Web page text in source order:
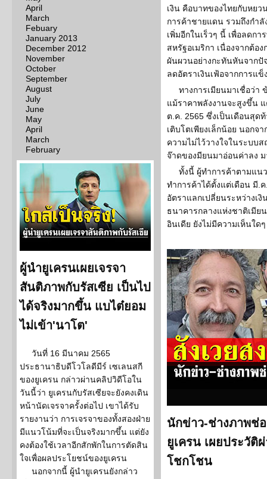
April
March
Febuary
January 2013
December 2012
November
October
September
August
July
June
May
April
March
February
ผู้นำยูเครนเผยเจรจา
สันติภาพกับรัสเซีย เป็นไป
ได้จริงมากขึ้น แบไต๋ยอม
ไม่เข้า'นาโต'
วันที่ 16 มีนาคม 2565
ประธานาธิบดีโวโลดีมีร์ เซเลนสกี
ของยูเครน กล่าวผ่านคลิปวิดีโอใน
วันนี้ว่า ยูเครนกับรัสเซียจะยังคงเดิน
หน้านัดเจรจาครั้งต่อไป เขาได้รับ
รายงานว่า การเจรจาของทั้งสองฝ่าย
มีแนวโน้มที่จะเป็นจริงมากขึ้น แต่ยัง
คงต้องใช้เวลาอีกสักพักในการตัดสิน
ใจเพื่อผลประโยชน์ของยูเครน
นอกจากนี้ ผู้นำยูเครนยังกล่าว
เงิน คือบาทของไทยกับหย
การค้าชายแดน รวมถึงกำ
เพิ่มอีกในเร็วๆ นี้ เพื่อลดก
สหรัฐอเมริกา เนื่องจากต้อ
ผันผวนอย่างกะทันหันจากปั
ลดอัตราเงินเฟ้อจากการแ
ทางการเมียนมาเชื่อว่า
แม้ราคาพลังงานจะสูงขึ้น
ต.ค. 2565 ซึ่งเป็นเดือนสุด
เติบโตเพียงเล็กน้อย นอกจ
ความไม่ไว้วางใจในระบบ
จ๊าดของมียนมาอ่อนค่าลง ม
ทั้งนี้ ผู้ทำการค้าตามแน
ทำการค้าได้ตั้งแต่เดือน มี.
อัตราแลกเปลี่ยนระหว่างเ
ธนาคารกลางแห่งชาติเมี
อินเดีย ยังไม่มีความเห็นใด
นักข่าว-ช่างภาพช่
ยูเครน เผยประวัติ
โชกโชน